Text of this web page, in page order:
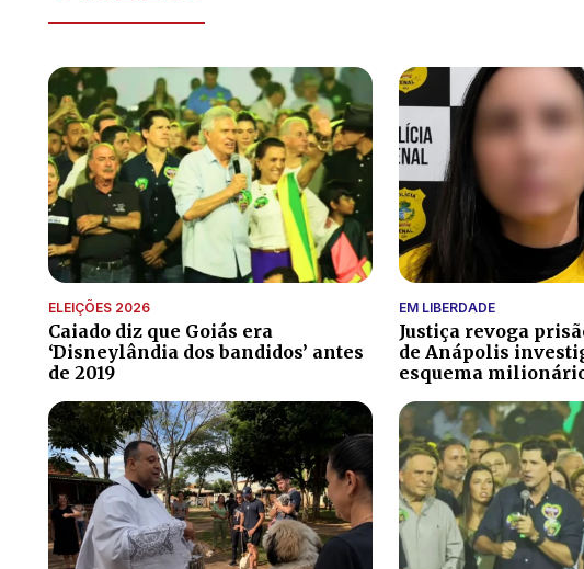
ELEIÇÕES 2026
Caiado diz que Goiás era
‘Disneylândia dos bandidos’ antes
de 2019
EM LIBERDADE
Justiça revoga
de Anápolis
esquema